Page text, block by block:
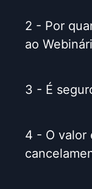
2 - Por
ao
3 - É
4 - O valor